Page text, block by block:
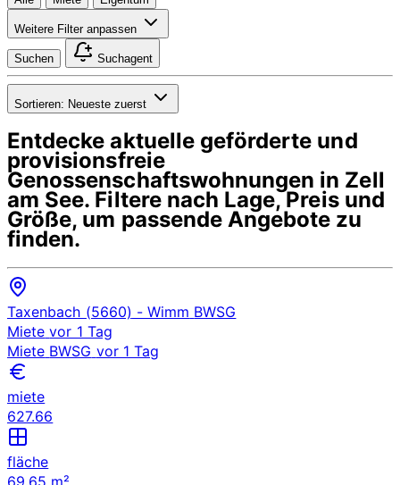
Weitere Filter anpassen
Suchen Suchagent
Sortieren: Neueste zuerst
Entdecke aktuelle geförderte und
provisionsfreie
Genossenschaftswohnungen in Zell
am See. Filtere nach Lage, Preis und
Größe, um passende Angebote zu
finden.
Taxenbach (5660) - Wimm BWSG
Miete vor 1 Tag
Miete BWSG vor 1 Tag
miete
627.66
fläche
69.65 m²